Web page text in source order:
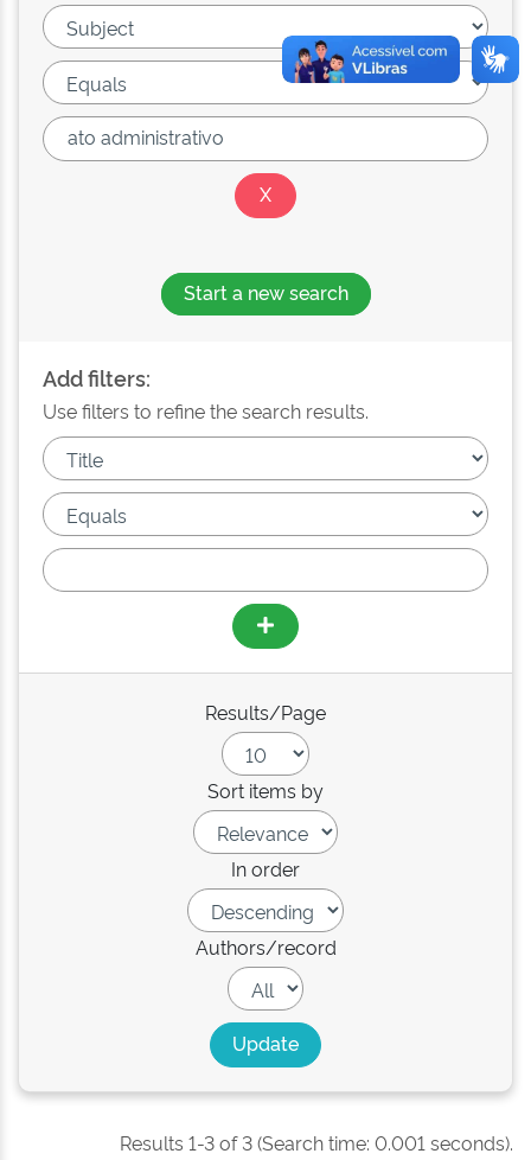
Start a new search
Add filters:
Use filters to refine the search results.
Results/Page
Sort items by
In order
Authors/record
Results 1-3 of 3 (Search time: 0.001 seconds).